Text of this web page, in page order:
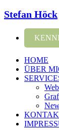
Stefan Höck
HOME
ÜBER